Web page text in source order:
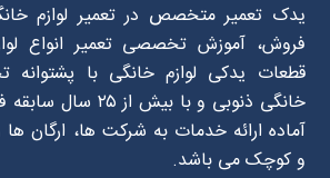
یدک تعمیر متخصص در تعمیر لوازم
فروش، آموزش تخصصی تعمیر انواع
قطعات یدکی لوازم خانگی با پشتوانه
خانگی ذنوبی و با بیش
آماده ارائه خدمات به شرکت ها، ارگان
و کوچک می باشد.